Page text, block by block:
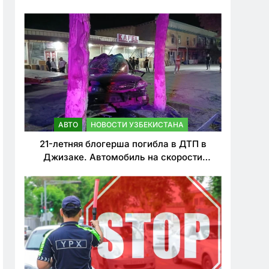
нарушителей ПДД
АВТО НОВОСТИ УЗБЕКИСТАНА
21-летняя блогерша погибла в ДТП в
Джизаке. Автомобиль на скорости